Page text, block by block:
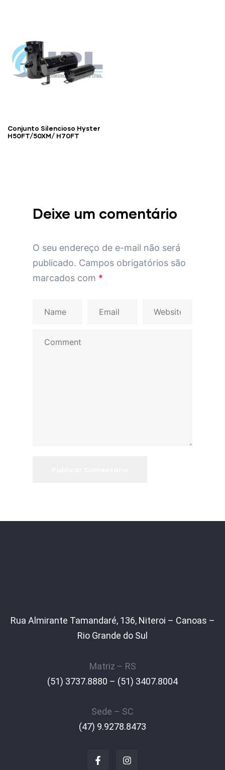
Conjunto Silencioso Hyster
H50FT/50XM/ H70FT
Deixe um comentário
O seu endereço de e-mail não será
publicado. Campos obrigatórios são
marcados com *
Rua Almirante Tamandaré, 136, Niteroi – Canoas –
Rio Grande do Sul
Matriz – RS
(51) 3737.8880 – (51) 3407.8004
Sede – SC
(47) 9.9278.8473